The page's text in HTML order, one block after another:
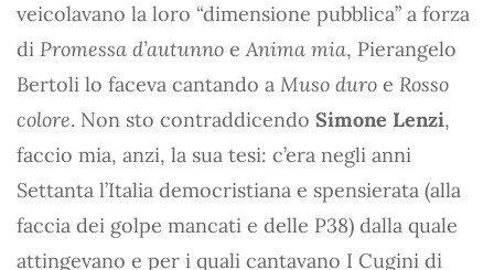
veicolavano la loro “dimensione pubblica” a forza
di Promessa d’autunno e Anima mia, Pierangelo
Bertoli lo faceva cantando a Muso duro e Rosso
colore. Non sto contraddicendo Simone Lenzi,
faccio mia, anzi, la sua tesi: c’era negli anni
Settanta l’Italia democristiana e spensierata (alla
faccia dei golpe mancati e delle P38) dalla quale
attingevano e per i quali cantavano I Cugini di